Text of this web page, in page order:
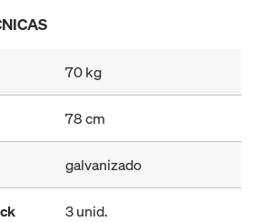
70 kg
78 cm
galvanizado
3 unid.